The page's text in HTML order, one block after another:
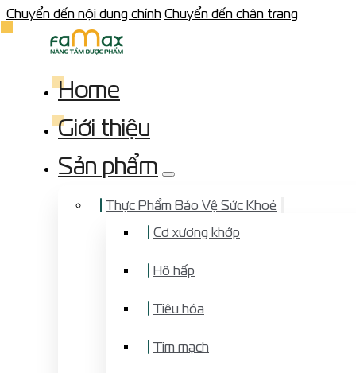
Chuyển đến nội dung chính Chuyển đến chân trang
Home
Giới thiệu
Sản phẩm
Thực Phẩm Bảo Vệ Sức Khoẻ
Cơ xương khớp
Hô hấp
Tiêu hóa
Tim mạch